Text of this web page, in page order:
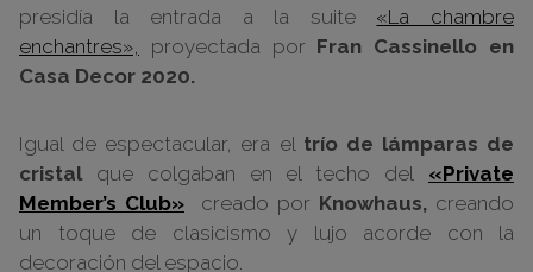
presidía la entrada a la suite «La chambre
enchantres»,
proyectada por Fran Cassinello en
Casa Decor 2020.
Igual de espectacular, era el trío de lámparas de
cristalque colgaban en el techo del «Private
Member’s Club»
creado por Knowhaus, creando
un toque de clasicismo y lujo acorde con la
decoración del espacio.